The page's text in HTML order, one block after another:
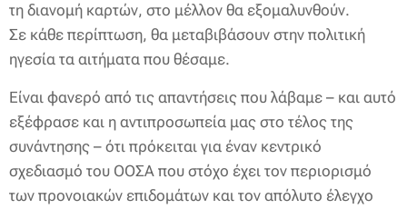
τη διανομή καρτών, στο μέλλον θα εξομαλυνθούν.
Σε κάθε περίπτωση, θα μεταβιβάσουν στην πολιτική
ηγεσία τα αιτήματα που θέσαμε.
Είναι φανερό από τις απαντήσεις που λάβαμε – και αυτό
εξέφρασε και η αντιπροσωπεία μας στο τέλος της
συνάντησης – ότι πρόκειται για έναν κεντρικό
σχεδιασμό του ΟΟΣΑ που στόχο έχει τον περιορισμό
των προνοιακών επιδομάτων και τον απόλυτο έλεγχο